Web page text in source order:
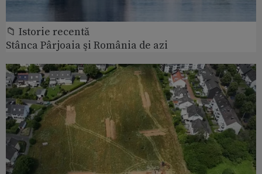
📁 Istorie recentă
Stânca Pârjoaia şi România de azi